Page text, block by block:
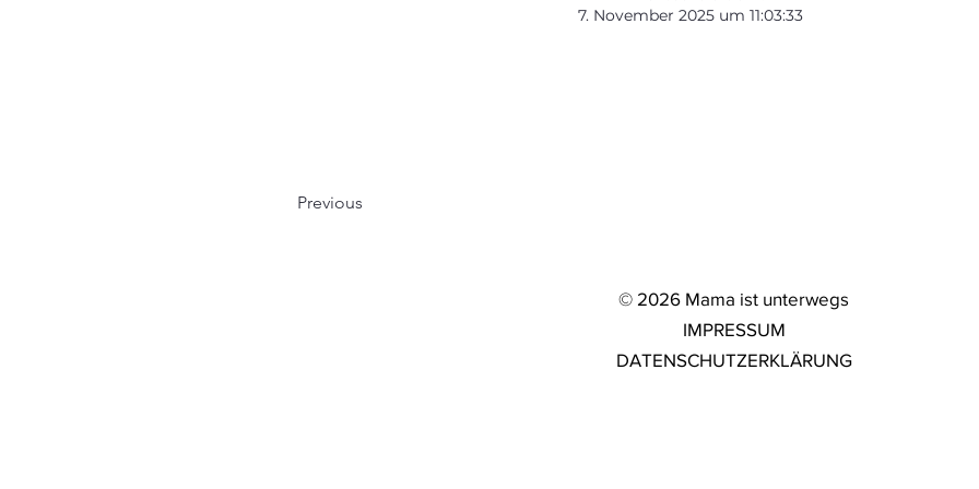
7. November 2025 um 11:03:33
Previous
© 2026 Mama ist unterwegs
IMPRESSUM
DATENSCHUTZERKLÄRUNG